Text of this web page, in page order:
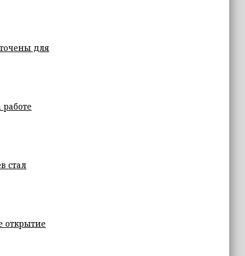
для
стал
открытие